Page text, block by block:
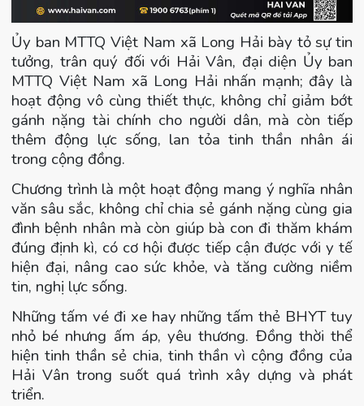
Ủy ban MTTQ Việt Nam xã Long Hải bày tỏ sự tin
tưởng, trân quý đối với Hải Vân, đại diện Ủy ban
MTTQ Việt Nam xã Long Hải nhấn mạnh; đây là
hoạt động vô cùng thiết thực, không chỉ giảm bớt
gánh nặng tài chính cho người dân, mà còn tiếp
thêm động lực sống, lan tỏa tinh thần nhân ái
trong cộng đồng.
Chương trình là một hoạt động mang ý nghĩa nhân
văn sâu sắc, không chỉ chia sẻ gánh nặng cùng gia
đình bệnh nhân mà còn giúp bà con đi thăm khám
đúng định kì, có cơ hội được tiếp cận được với y tế
hiện đại, nâng cao sức khỏe, và tăng cường niềm
tin, nghị lực sống.
Những tấm vé đi xe hay những tấm thẻ BHYT tuy
nhỏ bé nhưng ấm áp, yêu thương. Đồng thời thể
hiện tinh thần sẻ chia, tinh thần vì cộng đồng của
Hải Vân trong suốt quá trình xây dựng và phát
triển.